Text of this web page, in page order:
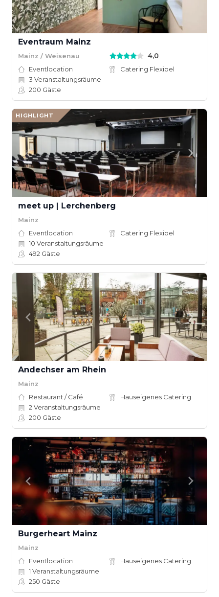
Eventraum Mainz
Mainz / Weisenau 4,0
Eventlocation
Catering Flexibel
3 Veranstaltungsräume
200 Gäste
HIGHLIGHT
meet up | Lerchenberg
Mainz
Eventlocation
Catering Flexibel
10 Veranstaltungsräume
492 Gäste
Andechser am Rhein
Mainz
Restaurant / Café
Hauseigenes Catering
2 Veranstaltungsräume
200 Gäste
Burgerheart Mainz
Mainz
Eventlocation
Hauseigenes Catering
1 Veranstaltungsräume
250 Gäste